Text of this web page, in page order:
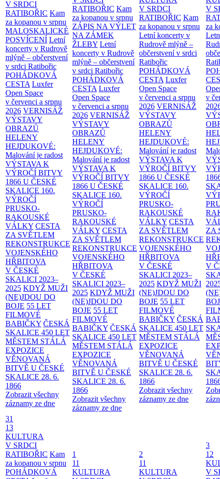
V SRDCI
RATIBOŘIC Kam
za kopanou v srpnu
MALOSKALICKÉ
POSVÍCENÍ Letní
koncerty v Rudrově
mlýně – občerstvení
v srdci Ratibořic
POHÁDKOVÁ
CESTA Luxfer
Open Space
v červenci a srpnu
2026 VERNISÁŽ
VÝSTAVY
OBRAZŮ
HELENY
HEJDUKOVÉ:
Malování je radost
VÝSTAVA K
VÝROČÍ BITVY
1866 U ČESKÉ
SKALICE 160.
VÝROČÍ
PRUSKO-
RAKOUSKÉ
VÁLKY CESTA
ZA SVĚTLEM
REKONSTRUKCE
VOJENSKÉHO
HŘBITOVA
V ČESKÉ
SKALICI 2023–
2025 KDYŽ MUŽI
(NE)JDOU DO
BOJE 55 LET
FILMOVÉ
BABIČKY ČESKÁ
SKALICE 450 LET
MĚSTEM STÁLÁ
EXPOZICE
VĚNOVANÁ
BITVĚ U ČESKÉ
SKALICE 28. 6.
1866
Zobrazit všechny
záznamy ze dne
RATIBOŘIC Kam
za kopanou v srpnu
ZÁPIS NA VÝLET
NA ZÁMEK
ŽLEBY Letní
koncerty v Rudrově
mlýně – občerstvení
v srdci Ratibořic
POHÁDKOVÁ
CESTA Luxfer
Open Space
v červenci a srpnu
2026 VERNISÁŽ
VÝSTAVY
OBRAZŮ
HELENY
HEJDUKOVÉ:
Malování je radost
VÝSTAVA K
VÝROČÍ BITVY
1866 U ČESKÉ
SKALICE 160.
VÝROČÍ
PRUSKO-
RAKOUSKÉ
VÁLKY CESTA
ZA SVĚTLEM
REKONSTRUKCE
VOJENSKÉHO
HŘBITOVA
V ČESKÉ
SKALICI 2023–
2025 KDYŽ MUŽI
(NE)JDOU DO
BOJE 55 LET
FILMOVÉ
BABIČKY ČESKÁ
SKALICE 450 LET
MĚSTEM STÁLÁ
EXPOZICE
VĚNOVANÁ
BITVĚ U ČESKÉ
SKALICE 28. 6.
1866
Zobrazit všechny
záznamy ze dne
V SRDCI
RATIBOŘIC Kam
za kopanou v srpnu
Letní koncerty v
Rudrově mlýně –
občerstvení v srdci
Ratibořic
POHÁDKOVÁ
CESTA Luxfer
Open Space
v červenci a srpnu
2026 VERNISÁŽ
VÝSTAVY
OBRAZŮ
HELENY
HEJDUKOVÉ:
Malování je radost
VÝSTAVA K
VÝROČÍ BITVY
1866 U ČESKÉ
SKALICE 160.
VÝROČÍ
PRUSKO-
RAKOUSKÉ
VÁLKY CESTA
ZA SVĚTLEM
REKONSTRUKCE
VOJENSKÉHO
HŘBITOVA
V ČESKÉ
SKALICI 2023–
2025 KDYŽ MUŽI
(NE)JDOU DO
BOJE 55 LET
FILMOVÉ
BABIČKY ČESKÁ
SKALICE 450 LET
MĚSTEM STÁLÁ
EXPOZICE
VĚNOVANÁ
BITVĚ U ČESKÉ
SKALICE 28. 6.
1866
Zobrazit všechny
záznamy ze dne
V
za
v
ZA
V
31
13
KULTURA
V SRDCI
RATIBOŘIC Kam
za kopanou v srpnu
POHÁDKOVÁ
1
11
KULTURA
2
11
KULTURA
3
12
V